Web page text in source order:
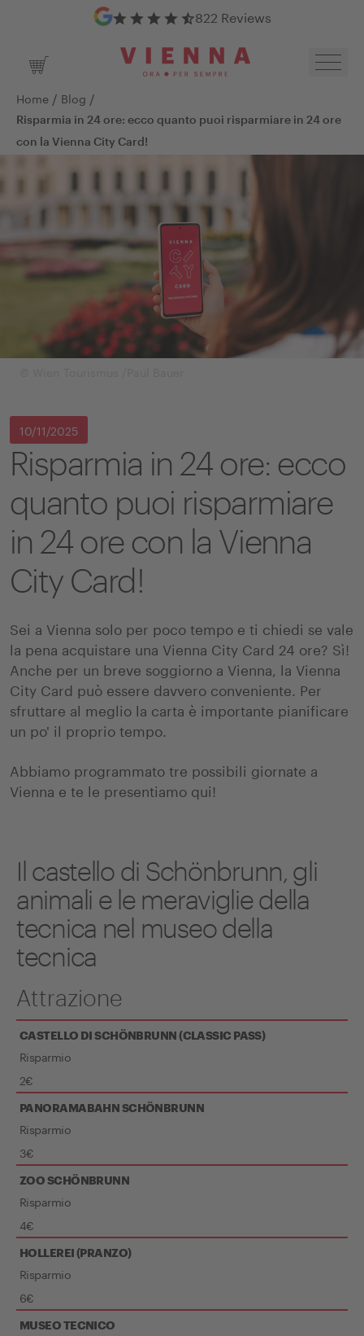
Google Reviews
822 Reviews
Shopping Cart
Home / Blog /
Risparmia in 24 ore: ecco quanto puoi risparmiare in 24 ore
con la Vienna City Card!
Risparmia in 24 ore: ecco
quanto puoi risparmiare
in 24 ore con la Vienna
City Card!
10/11/2025
Sei a Vienna solo per poco tempo e ti chiedi se vale
la pena acquistare una Vienna City Card 24 ore? Sì!
Anche per un breve soggiorno a Vienna, la Vienna
City Card può essere davvero conveniente. Per
sfruttare al meglio la carta è importante pianificare
un po' il proprio tempo.
Abbiamo programmato tre possibili giornate a
Vienna e te le presentiamo qui!
Il castello di Schönbrunn, gli
animali e le meraviglie della
tecnica nel museo della
tecnica
Attrazione
CASTELLO DI SCHÖNBRUNN (CLASSIC PASS)
Risparmio
2€
PANORAMABAHN SCHÖNBRUNN
Risparmio
3€
ZOO SCHÖNBRUNN
Risparmio
4€
HOLLEREI (PRANZO)
Risparmio
6€
MUSEO TECNICO